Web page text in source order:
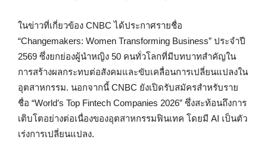
ในข่าวที่เกี่ยวข้อง CNBC ได้ประกาศรายชื่อ
“Changemakers: Women Transforming Business” ประจำปี
2569 ซึ่งยกย่องผู้นำหญิง 50 คนทั่วโลกที่มีบทบาทสำคัญใน
การสร้างผลกระทบต่อสังคมและขับเคลื่อนการเปลี่ยนแปลงใน
อุตสาหกรรม. นอกจากนี้ CNBC ยังเปิดรับสมัครสำหรับราย
ชื่อ “World’s Top Fintech Companies 2026” ซึ่งสะท้อนถึงการ
เติบโตอย่างต่อเนื่องของอุตสาหกรรมฟินเทค โดยมี AI เป็นตัว
เร่งการเปลี่ยนแปลง.